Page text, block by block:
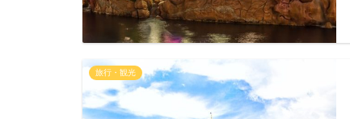
旅行・観光